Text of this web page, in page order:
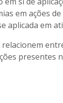
em ações
aplicada em
presentes